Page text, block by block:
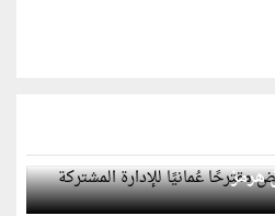
مقترحًا عُمانيًا للإدارة
هرمز